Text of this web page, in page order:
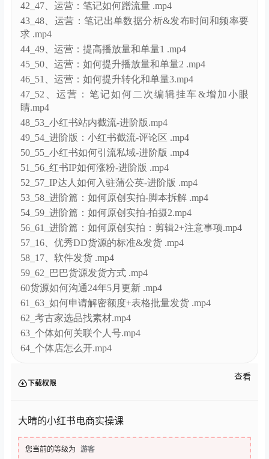
39_44、运营：笔记常见问题大盘点&解答.mp4
40_45、运营：如何增加笔记曝光度1-1.mp4
41_46、运营：如何增加笔记曝光度1-2 .mp4
42_47、运营：笔记如何蹭流量 .mp4
43_48、运营：笔记出单数据分析&发布时间和频率要
求 .mp4
44_49、运营：提高播放量和单量1 .mp4
45_50、运营：如何提升播放量和单量2 .mp4
46_51、运营：如何提升转化和单量3.mp4
47_52、运营：笔记如何二次编辑挂车&增加小眼
睛.mp4
48_53_小红书站内截流-进阶版.mp4
49_54_进阶版：小红书截流-评论区 .mp4
50_55_小红书如何引流私域-进阶版 .mp4
51_56_红书IP如何涨粉-进阶版 .mp4
52_57_IP达人如何入驻蒲公英-进阶版 .mp4
53_58_进阶篇：如何原创实拍-脚本拆解 .mp4
54_59_进阶篇：如何原创实拍-拍摄2.mp4
56_61_进阶篇：如何原创实拍：剪辑2+注意事项.mp4
57_16、优秀DD货源的标准&发货 .mp4
58_17、软件发货 .mp4
59_62_巴巴货源发货方式 .mp4
60货源如何沟通24年5月更新 .mp4
61_63_如何申请解密额度+表格批量发货 .mp4
63_个体如何关联个人号.mp4